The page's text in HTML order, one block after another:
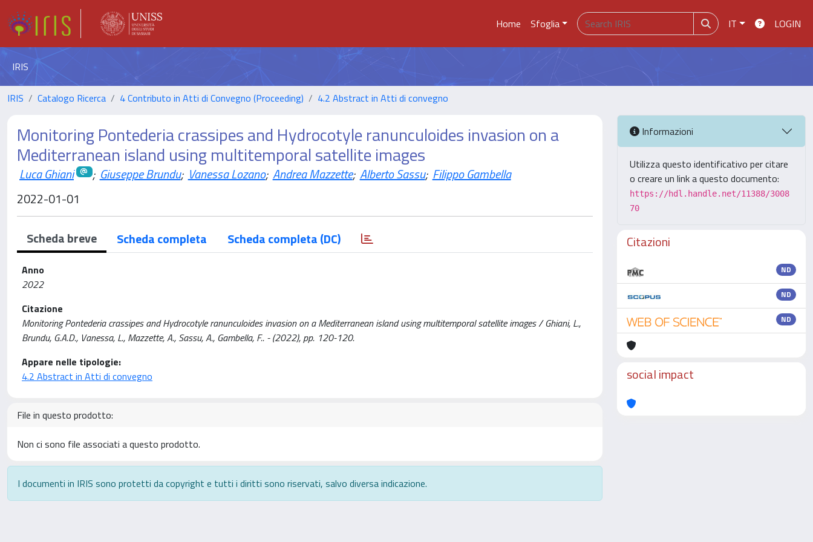
Home Sfoglia IT LOGIN
IRIS
IRIS Catalogo Ricerca 4 Contributo in Atti di Convegno (Proceeding) 4.2 Abstract in Atti di convegno
Monitoring Pontederia crassipes and Hydrocotyle ranunculoides invasion on a
Mediterranean island using multitemporal satellite images
Luca Ghiani ; Giuseppe Brundu; Vanessa Lozano; Andrea Mazzette; Alberto Sassu; Filippo Gambella
2022-01-01
Scheda breve Scheda completa Scheda completa (DC)
Anno
2022
Citazione
Monitoring Pontederia crassipes and Hydrocotyle ranunculoides invasion on a Mediterranean island using multitemporal satellite images / Ghiani, L.,
Brundu, G.A.D., Vanessa, L., Mazzette, A., Sassu, A., Gambella, F.. - (2022), pp. 120-120.
Appare nelle tipologie:
4.2 Abstract in Atti di convegno
File in questo prodotto:
Non ci sono file associati a questo prodotto.
I documenti in IRIS sono protetti da copyright e tutti i diritti sono riservati, salvo diversa indicazione.
Informazioni
Utilizza questo identificativo per citare
o creare un link a questo documento:
https://hdl.handle.net/11388/3008
70
Citazioni
ND
ND
ND
social impact